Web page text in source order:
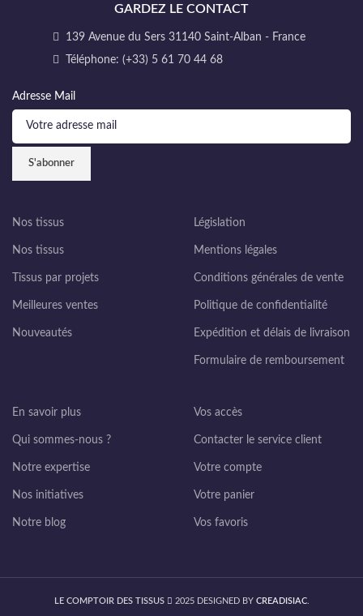
GARDEZ LE CONTACT
139 Avenue du Sers 31140 Saint-Alban - France
Téléphone: (+33) 5 61 70 44 68
Adresse Mail
Nos tissus
Nos tissus
Tissus par projets
Meilleures ventes
Nouveautés
Législation
Mentions légales
Conditions générales de vente
Politique de confidentialité
Expédition et délais de livraison
Formulaire de remboursement
En savoir plus
Qui sommes-nous ?
Notre expertise
Nos initiatives
Notre blog
Vos accès
Contacter le service client
Votre compte
Votre panier
Vos favoris
LE COMPTOIR DES TISSUS 2025 DESIGNED BY CREADISIAC.